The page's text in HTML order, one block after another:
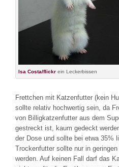
Isa Costa/flickr ein Leckerbissen
Frettchen mit Katzenfutter (kein
sollte relativ hochwertig sein, da
von Billigkatzenfutter aus dem
gestreckt ist, kaum gedeckt
der Dose und sollte bei etwa 35%
Trockenfutter sollte nur in
werden. Auf keinen Fall darf das